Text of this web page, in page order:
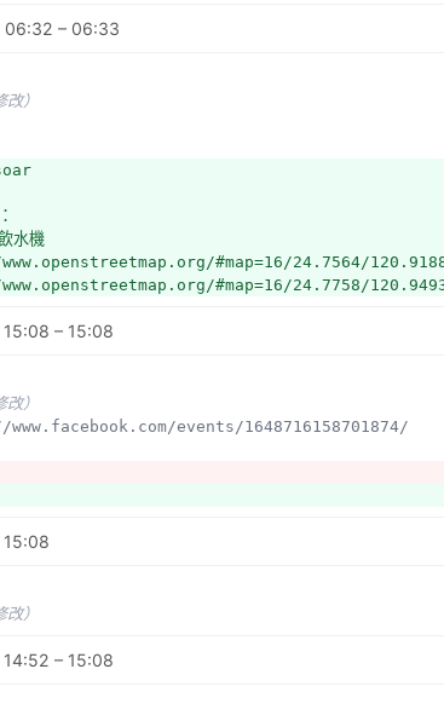
06:32 – 06:33
）
水機
#map=16/24.7564/
#map=16/24.7758/
– 15:08
）
www.facebook.com/events/1648716158701874/
）
– 15:08